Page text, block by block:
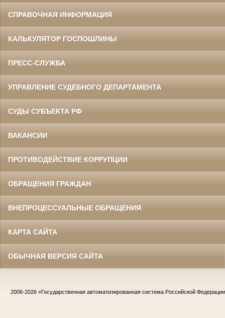
СПРАВОЧНАЯ ИНФОРМАЦИЯ
КАЛЬКУЛЯТОР ГОСПОШЛИНЫ
ПРЕСС-СЛУЖБА
УПРАВЛЕНИЕ СУДЕБНОГО ДЕПАРТАМЕНТА
СУДЫ СУБЪЕКТА РФ
ВАКАНСИИ
ПРОТИВОДЕЙСТВИЕ КОРРУПЦИИ
ОБРАЩЕНИЯ ГРАЖДАН
ВНЕПРОЦЕССУАЛЬНЫЕ ОБРАЩЕНИЯ
КАРТА САЙТА
ОБЫЧНАЯ ВЕРСИЯ САЙТА
2006-2026 «Государственная автоматизированная система Российской